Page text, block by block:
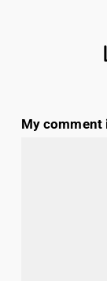
My comment